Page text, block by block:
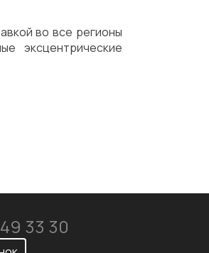
во все регионы
эксцентрические
33 30